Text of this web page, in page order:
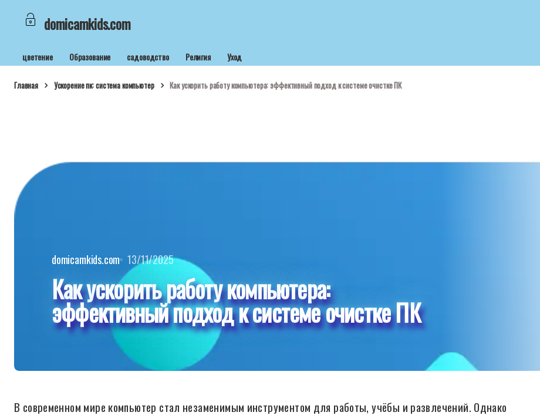
domicamkids.com
цветение Образование садоводство Религия Уход
Главная Ускорение пк: система компьютер Как ускорить работу компьютера: эффективный подход к системе очистке ПК
domicamkids.com 13/11/2025
Как ускорить работу компьютера:
эффективный подход к системе очистке ПК
В современном мире компьютер стал незаменимым инструментом для работы, учёбы и развлечений. Однако